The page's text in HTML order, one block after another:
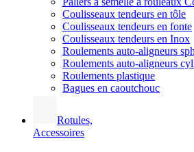
Coulisseaux tendeurs en tôle
Coulisseaux tendeurs en fonte
Coulisseaux tendeurs en Inox
Roulements auto-aligneurs
Roulements auto-aligneurs
Roulements plastique
Bagues en caoutchouc
Rotules,
Accessoires